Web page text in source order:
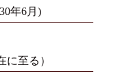
年6月)
至る）